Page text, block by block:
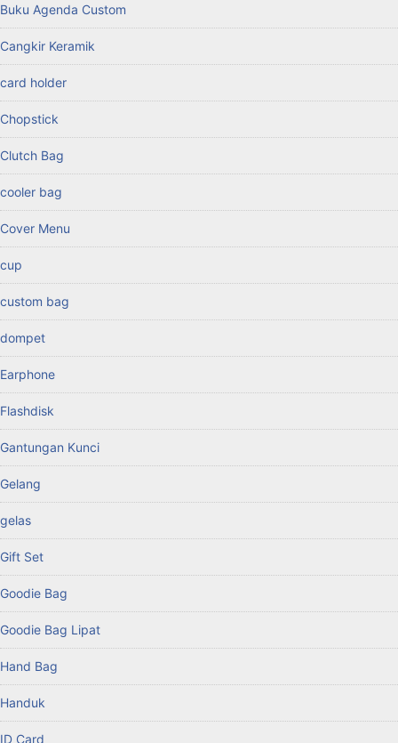
Buku Agenda Custom
Cangkir Keramik
card holder
Chopstick
Clutch Bag
cooler bag
Cover Menu
cup
custom bag
dompet
Earphone
Flashdisk
Gantungan Kunci
Gelang
gelas
Gift Set
Goodie Bag
Goodie Bag Lipat
Hand Bag
Handuk
ID Card